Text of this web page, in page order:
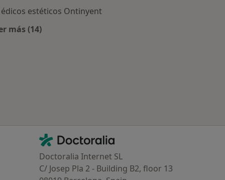
estéticos Ontinyent
más (14)
Contacto
Doctoralia - Página de inicio
Doctoralia Internet SL
C/ Josep Pla 2 - Building B2, floor 13